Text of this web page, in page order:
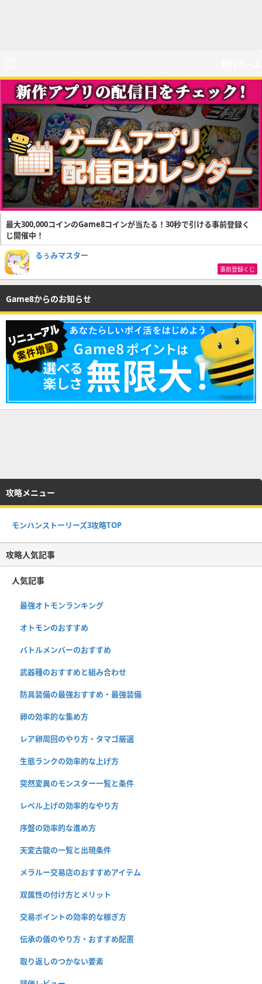
最大300,000コインのGame8コインが当たる！30秒で引ける事前登録く
じ開催中！
るぅみマスター
事前登録くじ
Game8からのお知らせ
攻略メニュー
モンハンストーリーズ3攻略TOP
攻略人気記事
人気記事
最強オトモンランキング
オトモンのおすすめ
バトルメンバーのおすすめ
武器種のおすすめと組み合わせ
防具装備の最強おすすめ・最強装備
卵の効率的な集め方
レア卵周回のやり方・タマゴ厳選
生態ランクの効率的な上げ方
突然変異のモンスター一覧と条件
レベル上げの効率的なやり方
序盤の効率的な進め方
天変古龍の一覧と出現条件
メラルー交易店のおすすめアイテム
双属性の付け方とメリット
交易ポイントの効率的な稼ぎ方
伝承の儀のやり方・おすすめ配置
取り返しのつかない要素